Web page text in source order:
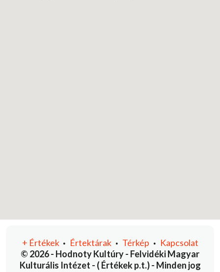
© 2026 - Hodnoty Kultúry - Felvidéki Magyar
Kulturális Intézet - ( Értékek p.t.) - Minden jog
+ Értékek • Értektárak• Térkép • Kapcsolat